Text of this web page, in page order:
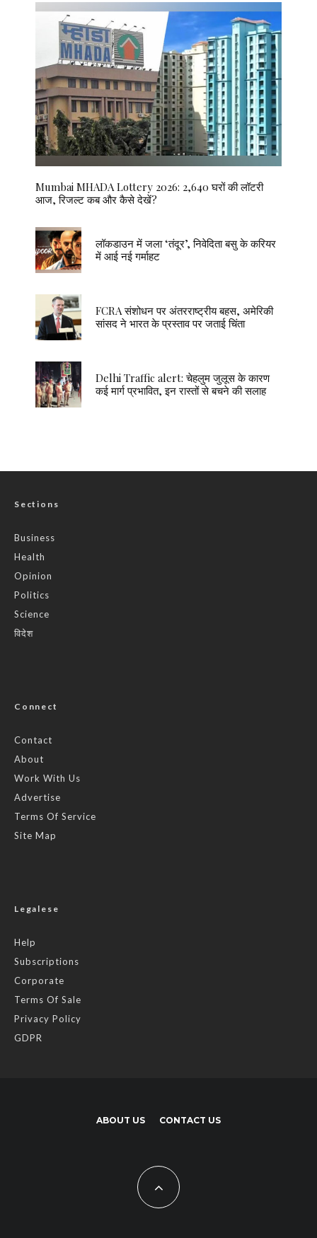
Mumbai MHADA Lottery 2026: 2,640 घरों की लॉटरी
आज, रिजल्ट कब और कैसे देखें?
लॉकडाउन में जला ‘तंदूर’, निवेदिता बसु के करियर
में आई नई गर्माहट
FCRA संशोधन पर अंतरराष्ट्रीय बहस, अमेरिकी
सांसद ने भारत के प्रस्ताव पर जताई चिंता
Delhi Traffic alert: चेहलुम जुलूस के कारण
कई मार्ग प्रभावित, इन रास्तों से बचने की सलाह
Sections
Business
Health
Opinion
Politics
Science
विदेश
Connect
Contact
About
Work With Us
Advertise
Terms Of Service
Site Map
Legalese
Help
Subscriptions
Corporate
Terms Of Sale
Privacy Policy
GDPR
ABOUT US CONTACT US